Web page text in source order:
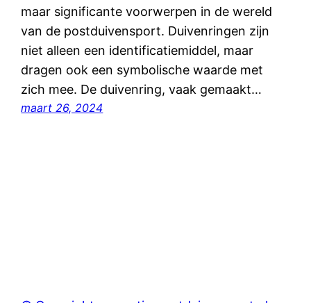
maar significante voorwerpen in de wereld
van de postduivensport. Duivenringen zijn
niet alleen een identificatiemiddel, maar
dragen ook een symbolische waarde met
zich mee. De duivenring, vaak gemaakt…
maart 26, 2024